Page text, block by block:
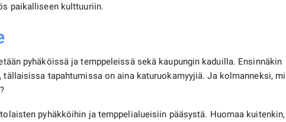
paikalliseen kulttuuriin.
pyhäköissä ja temppeleissä sekä kaupungin kaduilla. Ensinnäkin
tällaisissa tapahtumissa on aina katuruokamyyjiä. Ja kolmanneksi,
pyhäkköihin ja temppelialueisiin pääsystä. Huomaa kuitenkin,